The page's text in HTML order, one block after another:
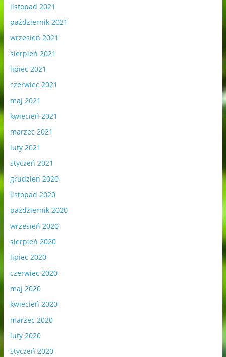
listopad 2021
październik 2021
wrzesień 2021
sierpień 2021
lipiec 2021
czerwiec 2021
maj 2021
kwiecień 2021
marzec 2021
luty 2021
styczeń 2021
grudzień 2020
listopad 2020
październik 2020
wrzesień 2020
sierpień 2020
lipiec 2020
czerwiec 2020
maj 2020
kwiecień 2020
marzec 2020
luty 2020
styczeń 2020